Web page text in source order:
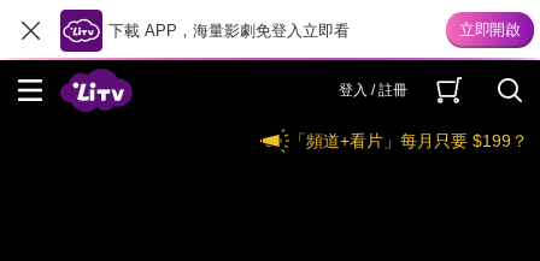
下載 APP，海量影劇免登入立即看
登入 / 註冊
「頻道+看片」每月只要 $199？